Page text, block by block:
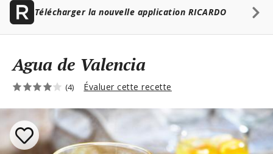
Télécharger la nouvelle application RICARDO
Agua de Valencia
(4) Évaluer cette recette